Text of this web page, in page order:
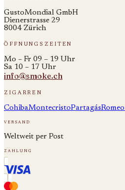
GustoMondial GmbH
Dienerstrasse 29
8004 Zürich
öffnungszeiten
Mo – Fr 09 – 19 Uhr
Sa 10 – 17 Uhr
info@smoke.ch
zigarren
CohibaMontecristoPartagás
versand
Weltweit per Post
zahlung